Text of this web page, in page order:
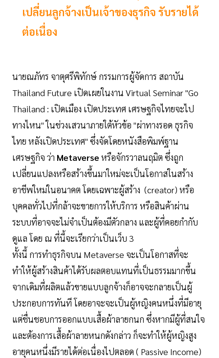
เปลี่ยนลูกจ้างเป็นเจ้าของธุรกิจ รับรายได้
ต่อเนื่อง
นายณภัทร จาตุศรีพิทักษ์ กรรมการผู้จัดการ สถาบัน
Thailand Future เปิดเผยในงาน Virtual Seminar "Go
Thailand : เปิดเมือง เปิดประเทศ เศรษฐกิจไทยจะไป
ทางไหน" ในช่วงเสวนาภายใต้หัวข้อ "ผ่าทางรอด ธุรกิจ
ไทย หลังเปิดประเทศ" ซึ่งจัดโดยหนังสือพิมพ์ฐาน
เศรษฐกิจ ว่า Metaverse หรือจักรวาลนฤมิต ซึ่งถูก
เปลี่ยนแปลงหรือสร้างขึ้นมาใหม่จะเป็นโอกาสในสร้าง
อาชีพใหม่ในอนาคต โดยเฉพาะผู้สร้าง (creator) หรือ
บุคคลทั่วไปที่กล้าจะขายการให้บริการ หรือสินค้าผ่าน
ระบบที่อาจจะไม่จำเป็นต้องมีตัวกลาง และผู้ที่คอยกำกับ
ดูแล โดย ณ ที่นี้จะเรียกว่าเป็นเว็บ 3
ทั้งนี้ การทำธุรกิจบน Metaverse จะเป็นโอกาสที่จะ
ทำให้ผู้สร้างสินค้าได้รับผลตอบแทนที่เป็นธรรมมากขึ้น
จากเดิมที่ผลิตแล้วขายแบบลูกจ้างก็อาจจะกลายเป็นผู้
ประกอบการทันที โดยอาจะจะเป็นผู้หญิงคนหนึ่งที่มีอายุ
แต่ชื่นชอบการออกแบบเสื้อผ้าลายกนก ซึ่งหากมีผู้ที่สนใจ
และต้องการเสื้อผ้าลายหนกดังกล่าว ก็จะทำให้ผู้หญิงสูง
อายุคนหนึ่งมีรายได้ต่อเนื่องไปตลอด ( Passive Income)